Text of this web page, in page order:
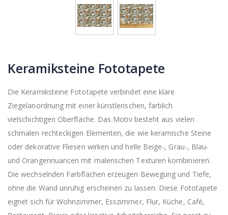
Keramiksteine Fototapete
Die Keramiksteine Fototapete verbindet eine klare
Ziegelanordnung mit einer künstlerischen, farblich
vielschichtigen Oberfläche. Das Motiv besteht aus vielen
schmalen rechteckigen Elementen, die wie keramische Steine
oder dekorative Fliesen wirken und helle Beige-, Grau-, Blau-
und Orangennuancen mit malerischen Texturen kombinieren.
Die wechselnden Farbflächen erzeugen Bewegung und Tiefe,
ohne die Wand unruhig erscheinen zu lassen. Diese Fototapete
eignet sich für Wohnzimmer, Esszimmer, Flur, Küche, Café,